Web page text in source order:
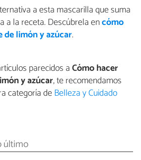
a esta mascarilla que suma
a la receta. Descúbrela encómo
limón y azúcar.
parecidos aCómo hacer
y azúcar, te recomendamos
categoría deBelleza y Cuidado
último